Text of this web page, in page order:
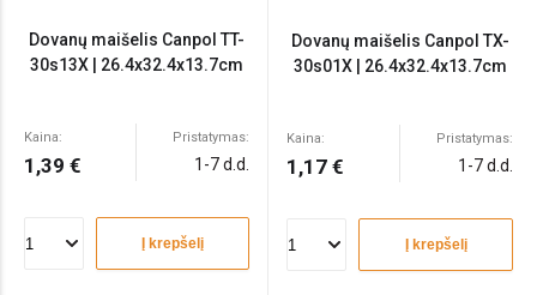
Dovanų maišelis Canpol TT-
30s13X | 26.4x32.4x13.7cm
Kaina:
1,39 €
Pristatymas:
1-7 d.d.
Į krepšelį
Dovanų maišelis Canpol TX-
30s01X | 26.4x32.4x13.7cm
Kaina:
1,17 €
Pristatymas:
1-7 d.d.
Į krepšelį